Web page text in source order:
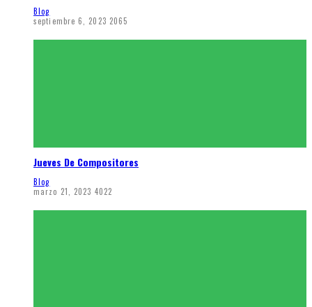
Blog
septiembre 6, 2023 2065
Jueves De Compositores
Blog
marzo 21, 2023 4022